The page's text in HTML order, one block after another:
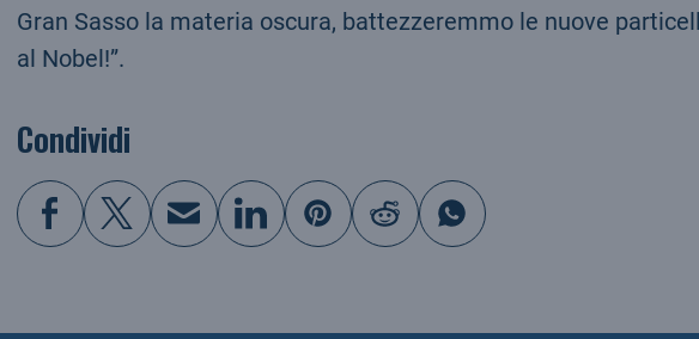
Gran Sasso la materia oscura, battezzeremmo le nuove
al Nobel!”.
Condividi